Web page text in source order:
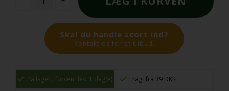
Skal du handle stort ind?
Kontakt os for et tilbud.
På lager,forvent lev. 1 dag(e) Fragt fra 39 DKK